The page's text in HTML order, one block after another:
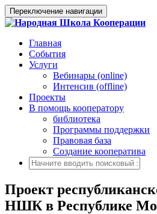
Переключение навигации
Главная
События
Услуги
Вебинары (online)
Интенсив (offline)
Проекты
В помощь кооператору
библиотека
Программы поддержки
Правовая база
Создание кооператива
Проект
НШК в Республике